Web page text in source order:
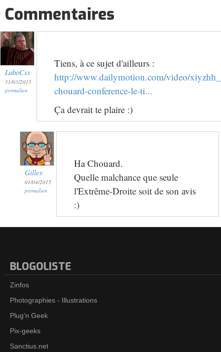
Commentaires
LaboCss
31/03/2015
permalien
Tiens, à ce sujet d'ailleurs :
http://www.dailymotion.com/video/
chouard-conference-le-ti...
Ça devrait te plaire :)
Gilles
01/04/2015
permalien
Ha Chouard.
Quelle malchance que seule
l'Extrême-Droite soit de son avis
:)
BLOGOLISTE
Zinfos
Photographies - Illustrations
Plug'n Geek
Pix-geeks
Sanctius.net